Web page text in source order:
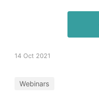
14 Oct 2021
Webinars